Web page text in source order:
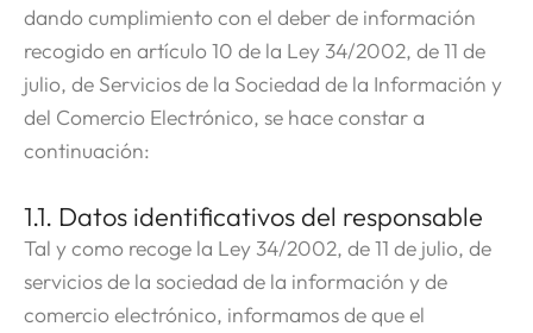
dando cumplimiento con el deber de información
recogido en artículo 10 de la Ley 34/2002, de 11 de
julio, de Servicios de la Sociedad de la Información y
del Comercio Electrónico, se hace constar a
continuación:
1.1. Datos identificativos del responsable
Tal y como recoge la Ley 34/2002, de 11 de julio, de
servicios de la sociedad de la información y de
comercio electrónico, informamos de que el